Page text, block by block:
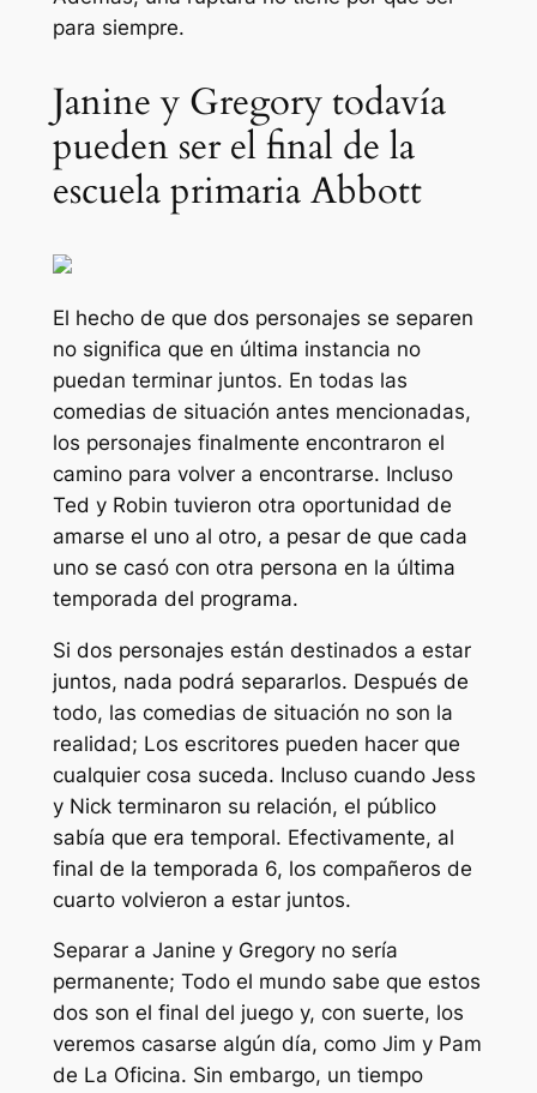
para siempre.
Janine y Gregory todavía
pueden ser el final de la
escuela primaria Abbott
El hecho de que dos personajes se separen
no significa que en última instancia no
puedan terminar juntos. En todas las
comedias de situación antes mencionadas,
los personajes finalmente encontraron el
camino para volver a encontrarse. Incluso
Ted y Robin tuvieron otra oportunidad de
amarse el uno al otro, a pesar de que cada
uno se casó con otra persona en la última
temporada del programa.
Si dos personajes están destinados a estar
juntos, nada podrá separarlos. Después de
todo, las comedias de situación no son la
realidad; Los escritores pueden hacer que
cualquier cosa suceda. Incluso cuando Jess
y Nick terminaron su relación, el público
sabía que era temporal. Efectivamente, al
final de la temporada 6, los compañeros de
cuarto volvieron a estar juntos.
Separar a Janine y Gregory no sería
permanente; Todo el mundo sabe que estos
dos son el final del juego y, con suerte, los
veremos casarse algún día, como Jim y Pam
de La Oficina. Sin embargo, un tiempo